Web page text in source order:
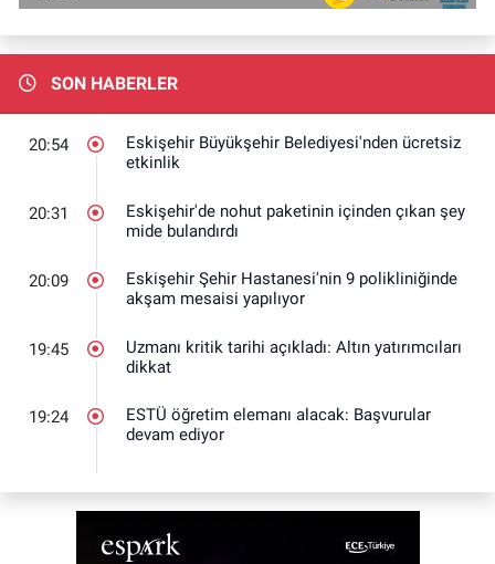
SON HABERLER
20:54
Eskişehir Büyükşehir Belediyesi'nden ücretsiz
etkinlik
20:31
Eskişehir'de nohut paketinin içinden çıkan şey
mide bulandırdı
20:09
Eskişehir Şehir Hastanesi'nin 9 polikliniğinde
akşam mesaisi yapılıyor
19:45
Uzmanı kritik tarihi açıkladı: Altın yatırımcıları
dikkat
19:24
ESTÜ öğretim elemanı alacak: Başvurular
devam ediyor